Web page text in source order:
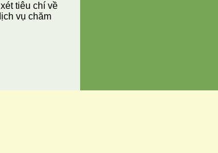
tiêu chí về
vụ chăm